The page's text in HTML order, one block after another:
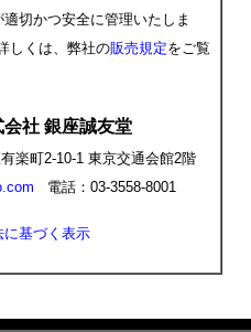
切かつ安全に管理いたしま
しくは、弊社の販売規定をご覧
会社 銀座誠友堂
楽町2-10-1 東京交通会館2階
電話：03-3558-8001
に基づく表示